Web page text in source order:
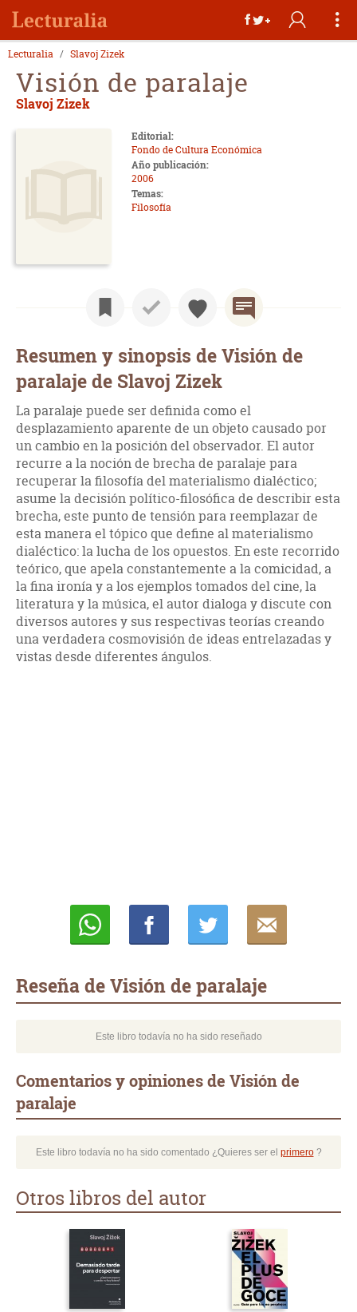
Lecturalia Slavoj Zizek
Visión de paralaje
Slavoj Zizek
Editorial:
Fondo de Cultura Económica
Año publicación:
2006
Temas:
Filosofía
Resumen y sinopsis de Visión de
paralaje de Slavoj Zizek
La paralaje puede ser definida como el
desplazamiento aparente de un objeto causado por
un cambio en la posición del observador. El autor
recurre a la noción de brecha de paralaje para
recuperar la filosofía del materialismo dialéctico;
asume la decisión político-filosófica de describir esta
brecha, este punto de tensión para reemplazar de
esta manera el tópico que define al materialismo
dialéctico: la lucha de los opuestos. En este recorrido
teórico, que apela constantemente a la comicidad, a
la fina ironía y a los ejemplos tomados del cine, la
literatura y la música, el autor dialoga y discute con
diversos autores y sus respectivas teorías creando
una verdadera cosmovisión de ideas entrelazadas y
vistas desde diferentes ángulos.
Reseña de Visión de paralaje
Este libro todavía no ha sido reseñado
Comentarios y opiniones de Visión de
paralaje
Este libro todavía no ha sido comentado ¿Quieres ser el primero?
Otros libros del autor